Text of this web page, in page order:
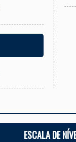
ESCALA DE